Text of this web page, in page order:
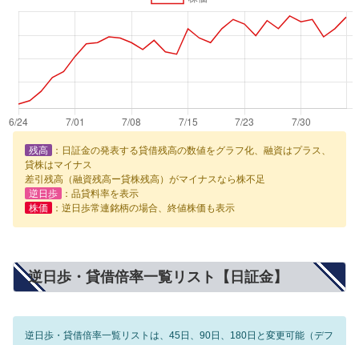
残高
：日証金の発表する貸借残高の数値をグラフ化、融資はプラス、
貸株はマイナス
差引残高（融資残高ー貸株残高）がマイナスなら株不足
逆日歩
：品貸料率を表示
株価
：逆日歩常連銘柄の場合、終値株価も表示
逆日歩・貸借倍率一覧リスト【日証金】
逆日歩・貸借倍率一覧リストは、45日、90日、180日と変更可能（デフ